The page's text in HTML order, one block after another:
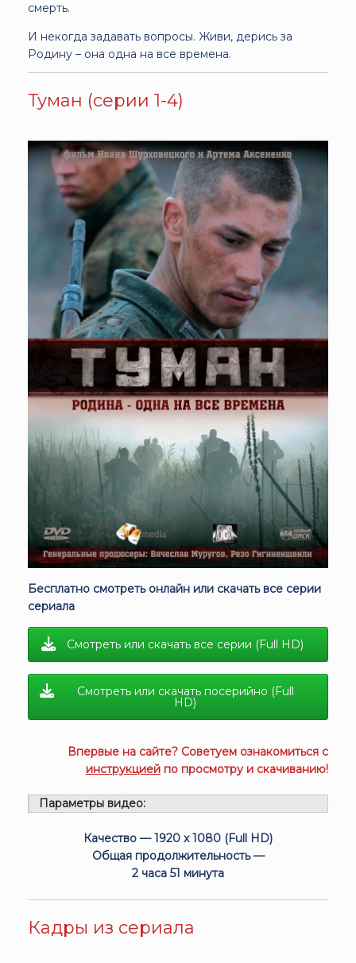
смерть.
И некогда задавать вопросы. Живи, дерись за
Родину – она одна на все времена.
Туман (серии 1-4)
Бесплатно смотреть онлайн или скачать все серии
сериала
Смотреть или скачать все серии (Full HD)
Смотреть или скачать посерийно (Full
HD)
Впервые на сайте? Советуем ознакомиться с
инструкцией по просмотру и скачиванию!
Параметры видео:
Качество — 1920 x 1080 (Full HD)
Общая продолжительность —
2 часа 51 минута
Кадры из сериала